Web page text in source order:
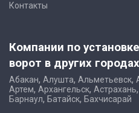
Контакты
Компании по установке
ворот в других городах
Абакан, Алушта, Альметьевск,
Артем, Архангельск, Астрахань,
Барнаул, Батайск, Бахчисарай